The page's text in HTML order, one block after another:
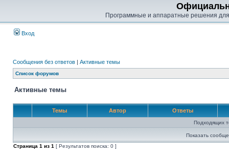
Программные и аппаратные решения
Вход
Сообщения без ответов | Активные темы
Список форумов
Активные темы
Темы Автор Ответы
Подходящих
Показать
Страница 1 из 1 [ Результатов поиска: 0 ]